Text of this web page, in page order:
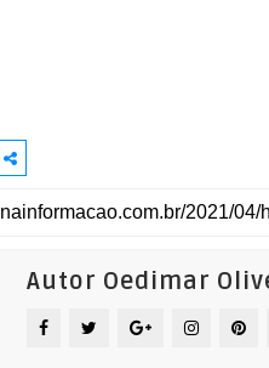
Autor Oedimar